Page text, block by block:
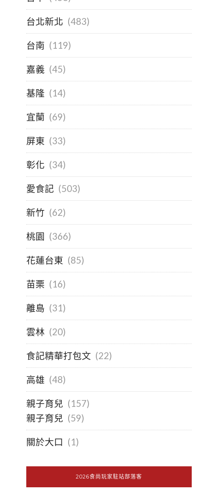
台北新北 (483)
台南 (119)
嘉義 (45)
基隆 (14)
宜蘭 (69)
屏東 (33)
彰化 (34)
愛食記 (503)
新竹 (62)
桃園 (366)
花蓮台東 (85)
苗栗 (16)
離島 (31)
雲林 (20)
食記精華打包文 (22)
高雄 (48)
親子育兒 (157)
親子育兒 (59)
關於大口 (1)
2026食尚玩家駐站部落客